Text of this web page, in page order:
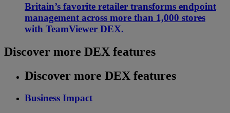
Britain’s favorite retailer transforms endpoint
management across more than 1,000 stores
with TeamViewer DEX.
Discover more DEX features
Discover more DEX features
Business Impact